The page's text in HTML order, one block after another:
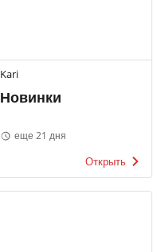
Kari
Новинки
еще 21 дня
Открыть